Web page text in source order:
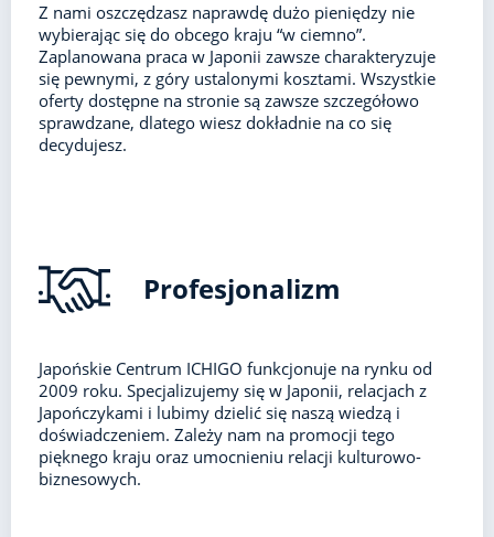
Z nami oszczędzasz naprawdę dużo pieniędzy nie
wybierając się do obcego kraju “w ciemno”.
Zaplanowana praca w Japonii zawsze charakteryzuje
się pewnymi, z góry ustalonymi kosztami. Wszystkie
oferty dostępne na stronie są zawsze szczegółowo
sprawdzane, dlatego wiesz dokładnie na co się
decydujesz.
Profesjonalizm
Japońskie Centrum ICHIGO funkcjonuje na rynku od
2009 roku. Specjalizujemy się w Japonii, relacjach z
Japończykami i lubimy dzielić się naszą wiedzą i
doświadczeniem. Zależy nam na promocji tego
pięknego kraju oraz umocnieniu relacji kulturowo-
biznesowych.